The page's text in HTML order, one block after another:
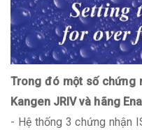
Trong đó một số chứng
Kangen JRIV và hãng
- Hệ thống 3 chứng nhận